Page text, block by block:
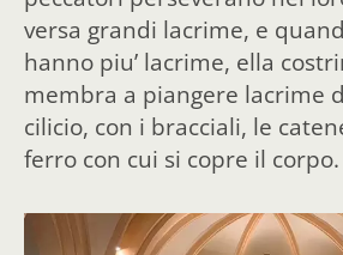
versa grandi lacrime, e
hanno piu’ lacrime, ella
membra a piangere lacrime
cilicio, con i bracciali, le
ferro con cui si copre il corpo.